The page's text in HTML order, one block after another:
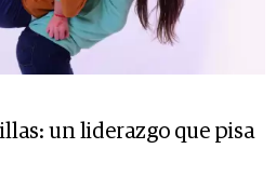
un liderazgo que pisa